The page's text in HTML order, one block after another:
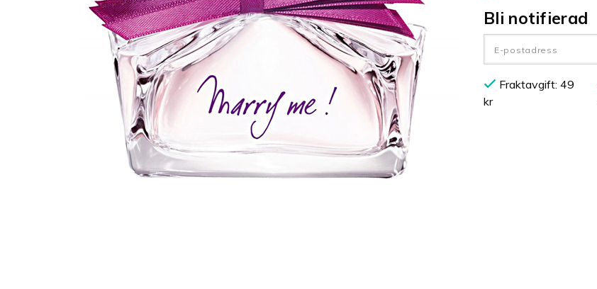
Bli notifierad
Fraktavgift: 49
kr